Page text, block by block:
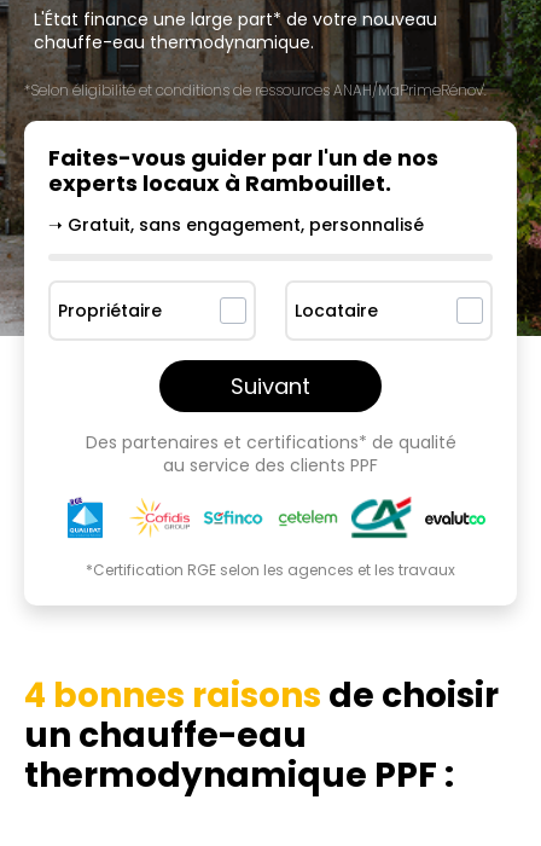
L'État finance une large part* de votre nouveau
chauffe-eau thermodynamique.
*Selon éligibilité et conditions de ressources ANAH/MaPrimeRénov'.
Faites-vous guider par l'un de nos
experts locaux à Rambouillet.
➝ Gratuit, sans engagement, personnalisé
Propriétaire Locataire
Suivant
Des partenaires et certifications* de qualité
au service des clients PPF
*Certification RGE selon les agences et les travaux
4 bonnes raisons de choisir
un chauffe-eau
thermodynamique PPF :